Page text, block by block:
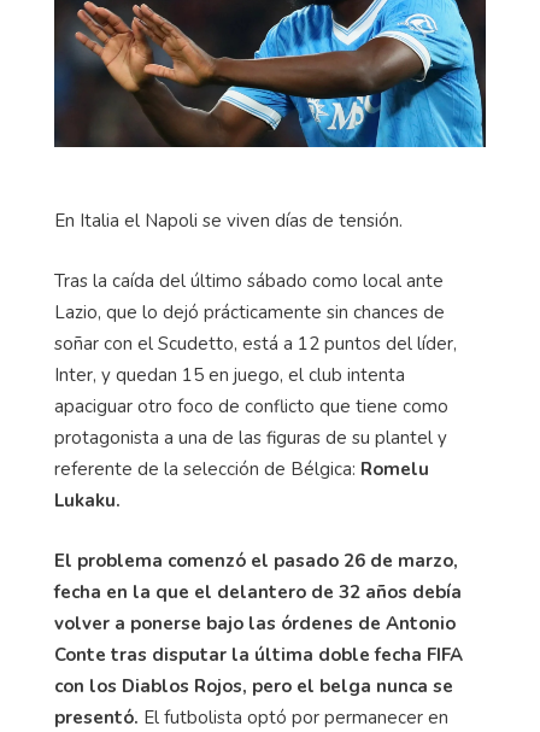
En Italia el Napoli se viven días de tensión.
Tras la caída del último sábado como local ante
Lazio, que lo dejó prácticamente sin chances de
soñar con el Scudetto, está a 12 puntos del líder,
Inter, y quedan 15 en juego, el club intenta
apaciguar otro foco de conflicto que tiene como
protagonista a una de las figuras de su plantel y
referente de la selección de Bélgica: Romelu
Lukaku.
El problema comenzó el pasado 26 de marzo,
fecha en la que el delantero de 32 años debía
volver a ponerse bajo las órdenes de Antonio
Conte tras disputar la última doble fecha FIFA
con los Diablos Rojos, pero el belga nunca se
presentó. El futbolista optó por permanecer en